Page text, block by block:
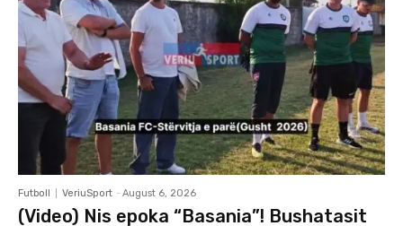
Futboll VeriuSport - August 6, 2026
(Video) Nis epoka “Basania”! Bushatasit